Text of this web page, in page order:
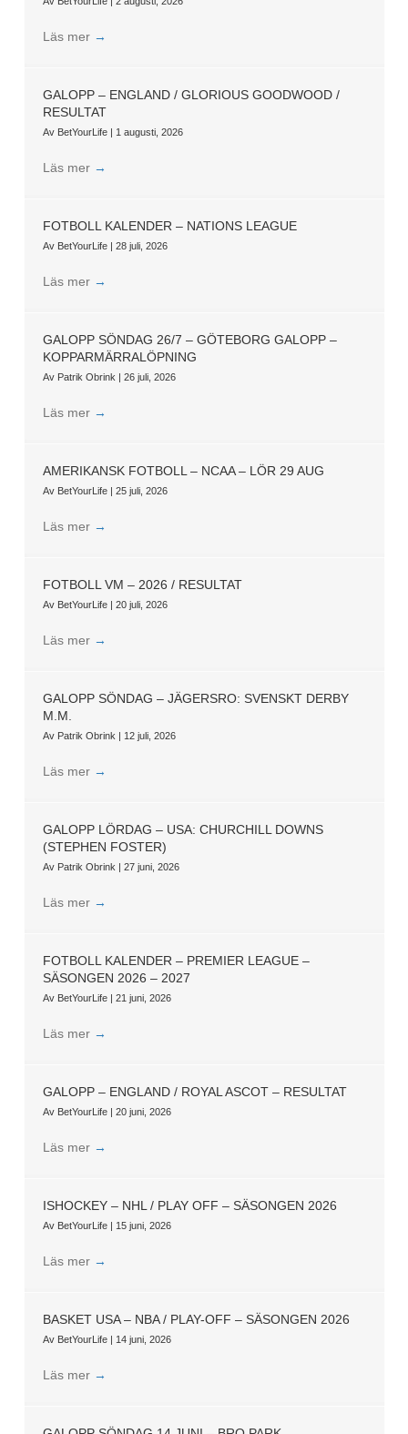
Läs mer →
GALOPP – ENGLAND / GLORIOUS GOODWOOD /
RESULTAT
Av BetYourLife | 1 augusti, 2026
Läs mer →
FOTBOLL KALENDER – NATIONS LEAGUE
Av BetYourLife | 28 juli, 2026
Läs mer →
GALOPP SÖNDAG 26/7 – GÖTEBORG GALOPP –
KOPPARMÄRRALÖPNING
Av Patrik Obrink | 26 juli, 2026
Läs mer →
AMERIKANSK FOTBOLL – NCAA – LÖR 29 AUG
Av BetYourLife | 25 juli, 2026
Läs mer →
FOTBOLL VM – 2026 / RESULTAT
Av BetYourLife | 20 juli, 2026
Läs mer →
GALOPP SÖNDAG – JÄGERSRO: SVENSKT DERBY
M.M.
Av Patrik Obrink | 12 juli, 2026
Läs mer →
GALOPP LÖRDAG – USA: CHURCHILL DOWNS
(STEPHEN FOSTER)
Av Patrik Obrink | 27 juni, 2026
Läs mer →
FOTBOLL KALENDER – PREMIER LEAGUE –
SÄSONGEN 2026 – 2027
Av BetYourLife | 21 juni, 2026
Läs mer →
GALOPP – ENGLAND / ROYAL ASCOT – RESULTAT
Av BetYourLife | 20 juni, 2026
Läs mer →
ISHOCKEY – NHL / PLAY OFF – SÄSONGEN 2026
Av BetYourLife | 15 juni, 2026
Läs mer →
BASKET USA – NBA / PLAY-OFF – SÄSONGEN 2026
Av BetYourLife | 14 juni, 2026
Läs mer →